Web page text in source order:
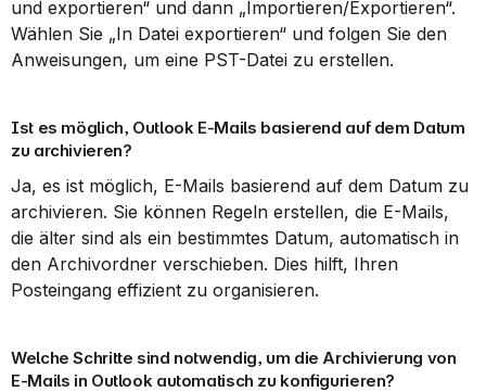
und exportieren“ und dann „Importieren/Exportieren“.
Wählen Sie „In Datei exportieren“ und folgen Sie den
Anweisungen, um eine PST-Datei zu erstellen.
Ist es möglich, Outlook E-Mails basierend auf dem Datum
zu archivieren?
Ja, es ist möglich, E-Mails basierend auf dem Datum zu
archivieren. Sie können Regeln erstellen, die E-Mails,
die älter sind als ein bestimmtes Datum, automatisch in
den Archivordner verschieben. Dies hilft, Ihren
Posteingang effizient zu organisieren.
Welche Schritte sind notwendig, um die Archivierung von
E-Mails in Outlook automatisch zu konfigurieren?